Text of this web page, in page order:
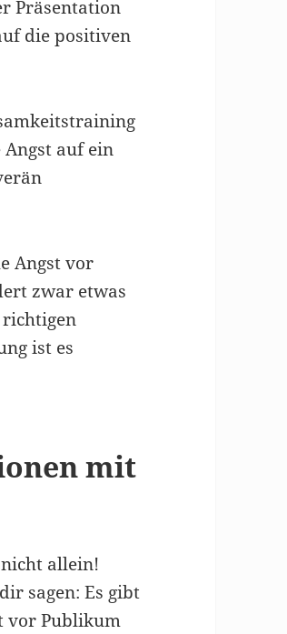
Präsentation
die positiven
auf ein
Angst vor
zwar etwas
ist es
mit
allein!
sagen: Es gibt
vor Publikum